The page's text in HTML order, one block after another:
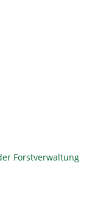
Forstverwaltung